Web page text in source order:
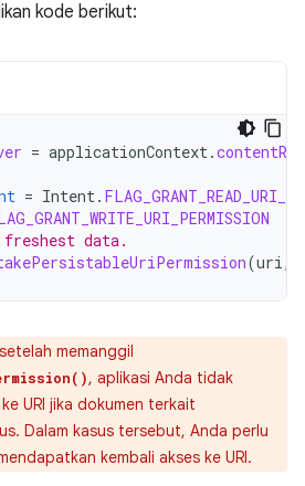
kode berikut:
= applicationContext.
= Intent.
data.
(uri,
memanggil
, aplikasi Anda tidak
URI jika dokumen terkait
Dalam kasus tersebut, Anda perlu
kembali akses ke URI.